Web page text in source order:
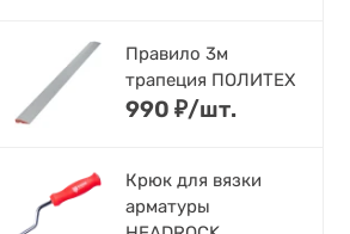
Правило 3м
трапеция ПОЛИТЕХ
990 ₽/шт.
Крюк для вязки
арматуры